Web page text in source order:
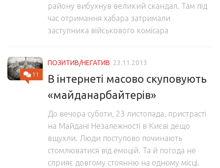
району вибухнув великий скандал. Там під
час отримання хабара затримали
заступника військового комісара
11
ПОЗИТИВ/НЕГАТИВ 23.11.2013
В інтернеті масово скуповують
«майданарбайтерів»
До вечора суботи, 23 листопада, пристрасті
на Майдані Незалежності в Києві дещо
вщухли. Люди поступово починають
стомлюватися від емоцій. Та й погода не
сприяє довгому стоянню на одному місці.